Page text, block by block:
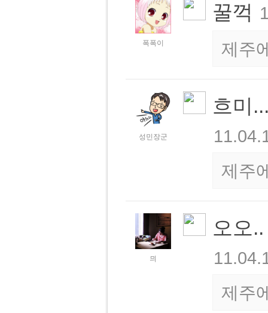
폭폭이
꿀꺽
제주
성민장군
흐미
제주
믜
오오
제주